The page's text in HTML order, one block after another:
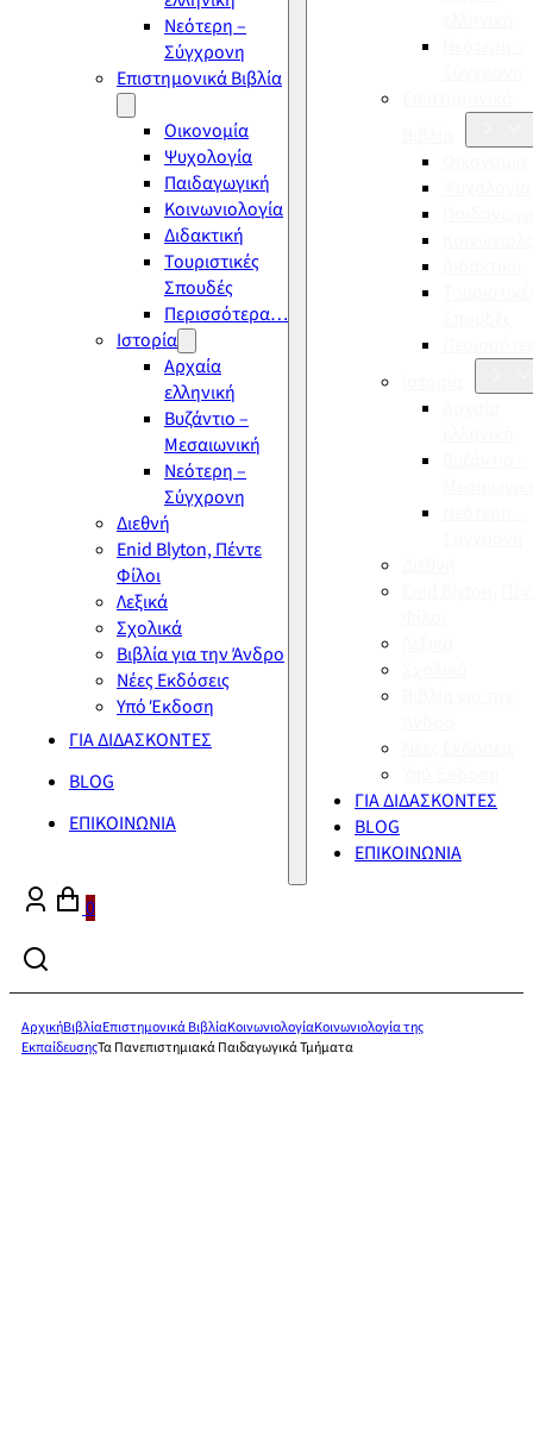
Νεότερη –
Σύγχρονη
Επιστημονικά Βιβλία
Οικονομία
Ψυχολογία
Παιδαγωγική
Κοινωνιολογία
Διδακτική
Τουριστικές
Σπουδές
Περισσότερα…
Ιστορία
Αρχαία
ελληνική
Βυζάντιο –
Μεσαιωνική
Νεότερη –
Σύγχρονη
Διεθνή
Enid Blyton, Πέντε
Φίλοι
Λεξικά
Σχολικά
Βιβλία για την Άνδρο
Νέες Εκδόσεις
Υπό Έκδοση
ΓΙΑ ΔΙΔΑΣΚΟΝΤΕΣ
BLOG
ΕΠΙΚΟΙΝΩΝΙΑ
ΓΙΑ ΔΙΔΑΣΚΟΝΤΕΣ
BLOG
ΕΠΙΚΟΙΝΩΝΙΑ
0
ΑρχικήΒιβλίαΕπιστημονικά ΒιβλίαΚοινωνιολογίαΚοινωνιολογία της
ΕκπαίδευσηςΤα Πανεπιστημιακά Παιδαγωγικά Τμήματα